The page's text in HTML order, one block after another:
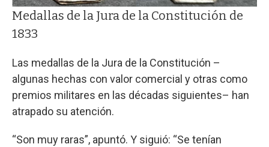
Medallas de la Jura de la Constitución de
1833
Las medallas de la Jura de la Constitución –
algunas hechas con valor comercial y otras como
premios militares en las décadas siguientes– han
atrapado su atención.
“Son muy raras”, apuntó. Y siguió: “Se tenían